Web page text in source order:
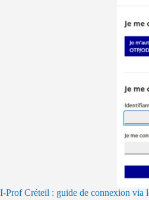
I-Prof Créteil : guide de connexion via